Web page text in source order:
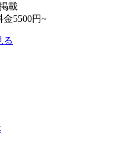
載
5500円~
る